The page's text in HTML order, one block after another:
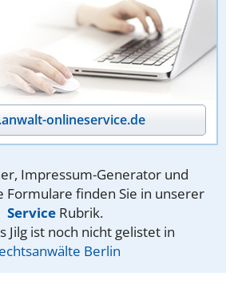
onlineservice.de
Impressum-Generator und
Formulare finden Sie in unserer
Service Rubrik.
Jilg ist noch nicht gelistet in
Berlin